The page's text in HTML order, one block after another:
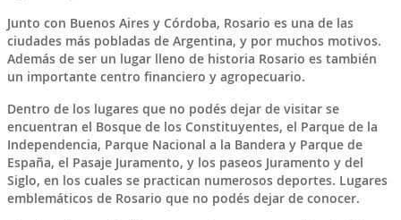
Junto con Buenos Aires y Córdoba, Rosario es una de las
ciudades más pobladas de Argentina, y por muchos motivos.
Además de ser un lugar lleno de historia Rosario es también
un importante centro financiero y agropecuario.
Dentro de los lugares que no podés dejar de visitar se
encuentran el Bosque de los Constituyentes, el Parque de la
Independencia, Parque Nacional a la Bandera y Parque de
España, el Pasaje Juramento, y los paseos Juramento y del
Siglo, en los cuales se practican numerosos deportes. Lugares
emblemáticos deRosario que no podés dejar de conocer.